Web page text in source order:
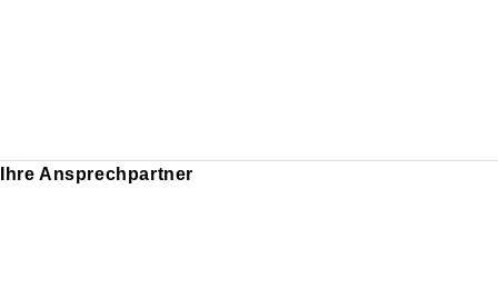
Ihre Ansprechpartner